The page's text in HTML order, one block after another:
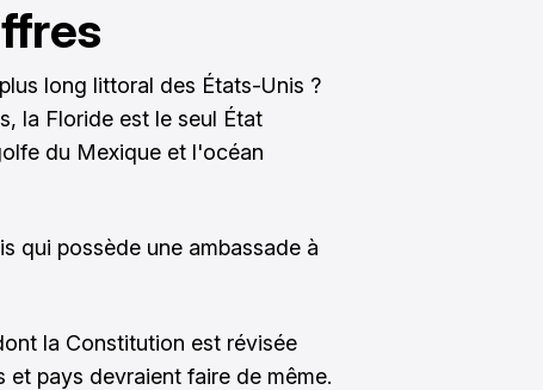
long littoral des États-Unis ?
la Floride est le seul État
du Mexique et l'océan
qui possède une ambassade à
la Constitution est révisée
et pays devraient faire de même.